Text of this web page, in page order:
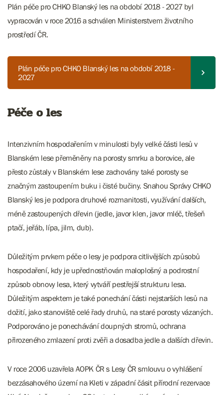
Plán péče pro CHKO Blanský les na období 2018 - 2027 byl
vypracován v roce 2016 a schválen Ministerstvem životního
prostředí ČR.
Plán péče pro CHKO Blanský les na období 2018 -
2027
Péče o les
Intenzivním hospodařením v minulosti byly velké části lesů v
Blanském lese přeměněny na porosty smrku a borovice, ale
přesto zůstaly v Blanském lese zachovány také porosty se
značným zastoupením buku i čisté bučiny. Snahou Správy CHKO
Blanský les je podpora druhové rozmanitosti, využívání dalších,
méně zastoupených dřevin (jedle, javor klen, javor mléč, třešeň
ptačí, jeřáb, lípa, jilm, dub).
Důležitým prvkem péče o lesy je podpora citlivějších způsobů
hospodaření, kdy je upřednostňován maloplošný a podrostní
způsob obnovy lesa, který vytváří pestřejší strukturu lesa.
Důležitým aspektem je také ponechání části nejstarších lesů na
dožití, jako stanoviště celé řady druhů, na staré porosty vázaných.
Podporováno je ponechávání doupných stromů, ochrana
přirozeného zmlazení proti zvěři a dosadba jedle a dalších dřevin.
V roce 2006 uzavřela AOPK ČR s Lesy ČR smlouvu o vyhlášení
bezzásahového území na Kleti v západní čásit přírodní rezervace